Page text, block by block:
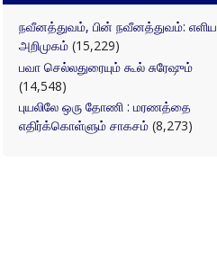
நவீனத்துவம், பின் நவீனத்துவம்: எளிய
அறிமுகம் (15,229)
பவா செல்லதுரையும் கூல் சுரேஷும்
(14,548)
புயலிலே ஒரு தோணி : மரணத்தை
எதிர்க்கொள்ளும் சாகசம் (8,273)